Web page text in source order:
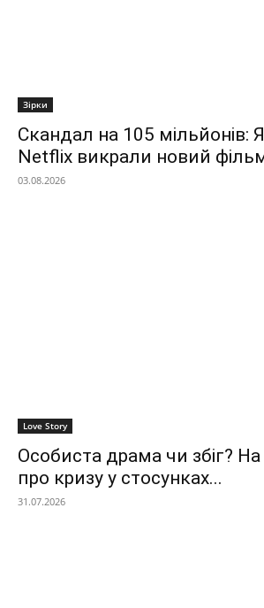
Зірки
Скандал на 105 мільйонів:
Netflix викрали новий
03.08.2026
Love Story
Особиста драма чи збіг? На
про кризу у стосунках...
31.07.2026